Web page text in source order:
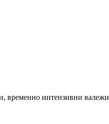
временно интензивни валежи